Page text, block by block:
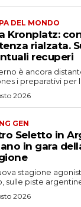
DEL MONDO
Kronplatz:
rialzata.
recuperi
è ancora
i preparativi per
2026
GEN
Seletto in
in gara
stagione
sulle piste
2026